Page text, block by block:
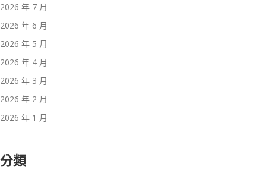
2026 年 7 月
2026 年 6 月
2026 年 5 月
2026 年 4 月
2026 年 3 月
2026 年 2 月
2026 年 1 月
分類